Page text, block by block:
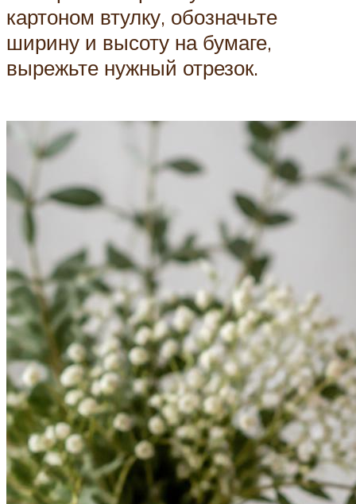
картоном втулку, обозначьте
ширину и высоту на бумаге,
вырежьте нужный отрезок.